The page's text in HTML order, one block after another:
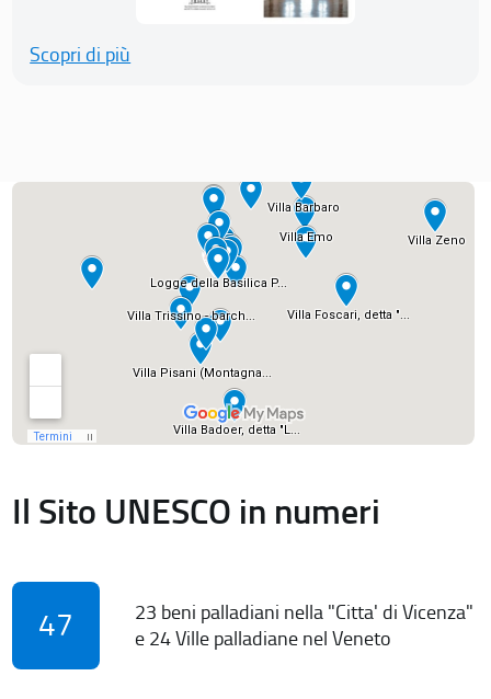
Scopri di più
Il Sito UNESCO in numeri
47
23 beni palladiani nella "Citta' di Vicenza"
e 24 Ville palladiane nel Veneto